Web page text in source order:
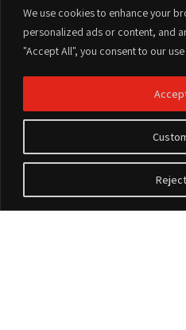
We use cookies to enhance your
personalized ads or content, and
"Accept All", you consent to our